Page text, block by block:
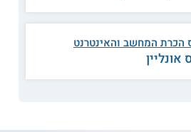
הכרת המחשב והאינטרנט
אונליין